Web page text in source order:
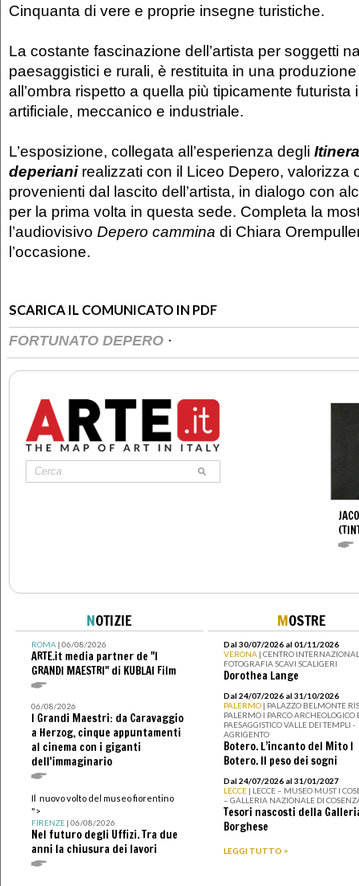
Cinquanta di vere e proprie insegne turistiche.
La costante fascinazione dell’artista per soggetti
paesaggistici e rurali, è restituita in una
all’ombra rispetto a quella più tipicamente futurista
artificiale, meccanico e industriale.
L’esposizione, collegata all’esperienza degli
deperianirealizzati con il Liceo Depero, valorizza
provenienti dal lascito dell’artista, in dialogo con
per la prima volta in questa sede. Completa la
l’audiovisivo Depero cammina di Chiara
l’occasione.
SCARICA IL COMUNICATO IN PDF
FORTUNATO DEPERO ·
NOTIZIE
ROMA| 06/08/2026
ARTE.it media partner de "I
GRANDI MAESTRI" di KUBLAI Film
06/08/2026
I Grandi Maestri: da Caravaggio
a Herzog, cinque appuntamenti
al cinema con i giganti
dell'immaginario
Il nuovo volto del museo fiorentino
">
FIRENZE| 06/08/2026
Nel futuro degli Uffizi. Tra due
anni la chiusura dei lavori
MOSTRE
Dal 30/07/2026 al 01/11/2026
VERONA | CENTRO
FOTOGRAFIA SCAVI SCALIGERI
Dorothea Lange
Dal 24/07/2026 al 31/10/2026
PALERMO | PALAZZO BELMONTE
PALERMO I PARCO ARCHEOLOGICO
PAESAGGISTICO VALLE DEI TEMPLI -
AGRIGENTO
Botero. L’incanto del Mito I
Botero. Il peso dei sogni
Dal 24/07/2026 al 31/01/2027
LECCE | LECCE – MUSEO MUST I
– GALLERIA NAZIONALE DI
Tesori nascosti della
Borghese
LEGGI TUTTO >